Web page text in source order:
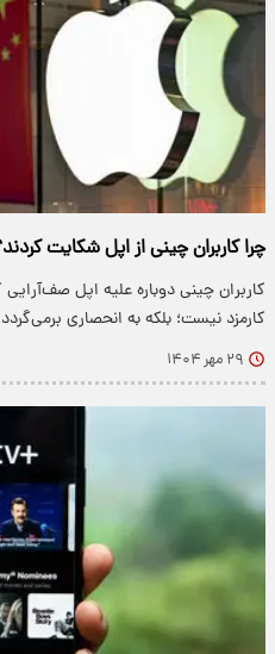
چرا کاربران چینی از اپل شکایت
کاربران چینی دوباره علیه اپل صف‌آرایی
کارمزد نیست؛ بلکه به انحصاری
۲۹ مهر ۱۴۰۴